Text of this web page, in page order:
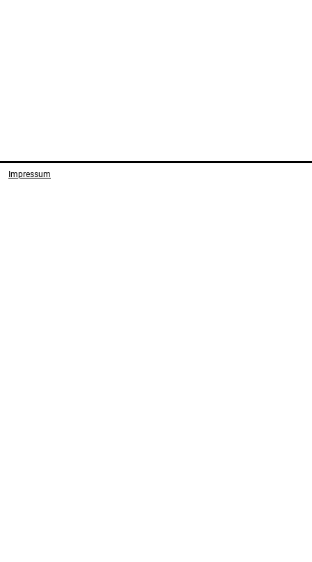
Impressum